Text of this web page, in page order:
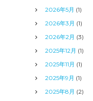
2026年5月 (1)
2026年3月 (1)
2026年2月 (3)
2025年12月 (1)
2025年11月 (1)
2025年9月 (1)
2025年8月 (2)